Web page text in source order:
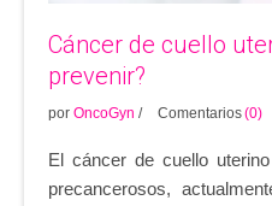
Cáncer de cuello
prevenir?
por OncoGyn / Comentarios(0)
El cáncer de cuello
precancerosos,